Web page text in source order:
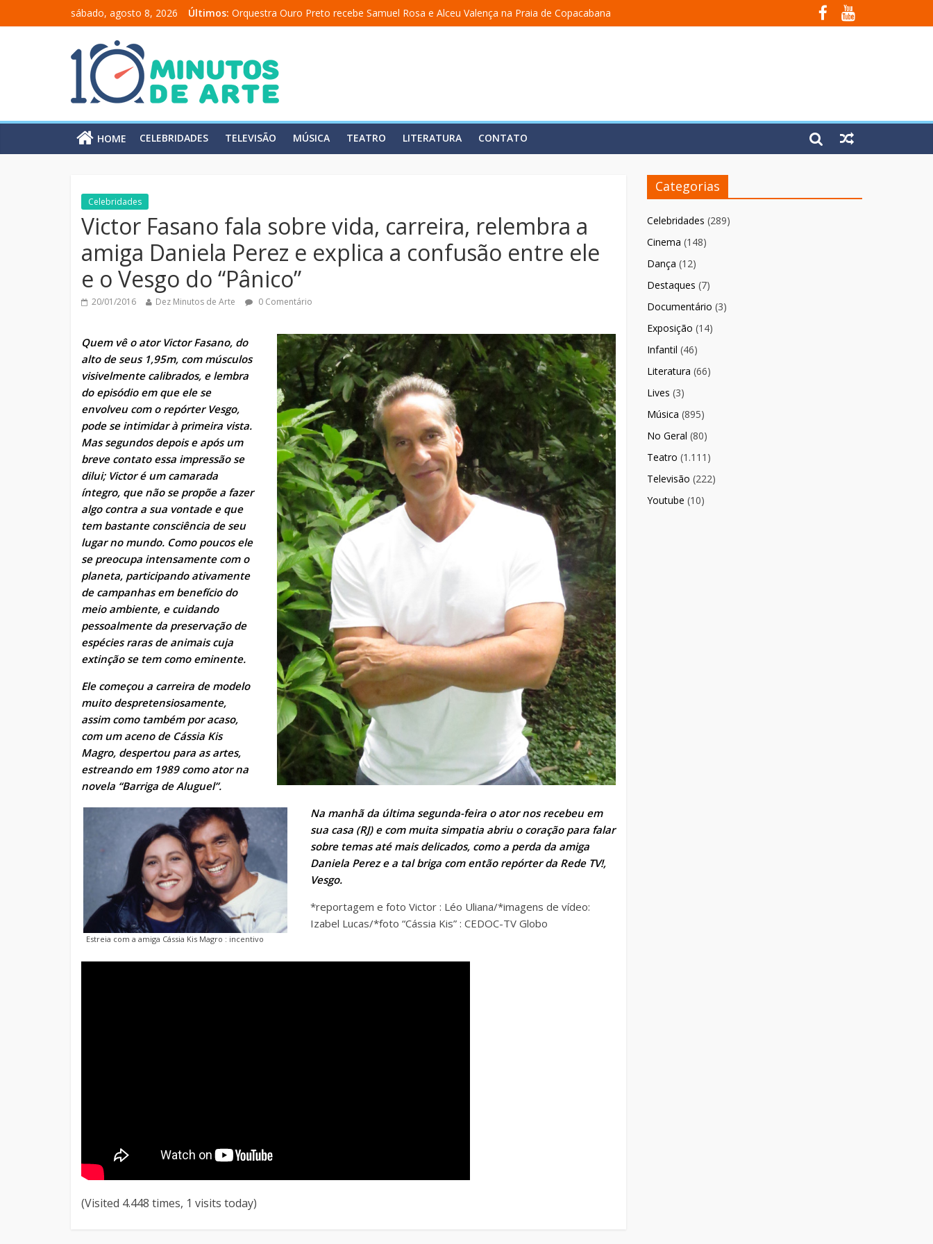
sábado, agosto 8, 2026 Últimos: Orquestra Ouro Preto recebe Samuel Rosa e Alceu Valença na Praia de Copacabana
“Comunicado a uma academia” ganha nova temporada na Fundição Progresso
Mônica Salmaso lança álbum em homenagem a Elizeth Cardoso
Carolina Chalita estreia o solo “Eu matei a Sherazade – Confissões De Uma Árabe Em Fúria”
HOME CELEBRIDADES TELEVISÃO MÚSICA TEATRO LITERATURA CONTATO
Celebridades
Victor Fasano fala sobre vida, carreira, relembra a
amiga Daniela Perez e explica a confusão entre ele
e o Vesgo do “Pânico”
20/01/2016 Dez Minutos de Arte 0 Comentário
Quem vê o ator Victor Fasano, do
alto de seus 1,95m, com músculos
visivelmente calibrados, e lembra
do episódio em que ele se
envolveu com o repórter Vesgo,
pode se intimidar à primeira vista.
Mas segundos depois e após um
breve contato essa impressão se
dilui; Victor é um camarada
íntegro, que não se propõe a fazer
algo contra a sua vontade e que
tem bastante consciência de seu
lugar no mundo. Como poucos ele
se preocupa intensamente com o
planeta, participando ativamente
de campanhas em benefício do
meio ambiente, e cuidando
pessoalmente da preservação de
espécies raras de animais cuja
extinção se tem como eminente.
Ele começou a carreira de modelo
muito despretensiosamente,
assim como também por acaso,
com um aceno de Cássia Kis
Magro, despertou para as artes,
estreando em 1989 como ator na
novela “Barriga de Aluguel”.
Estreia com a amiga Cássia Kis Magro : incentivo
Na manhã da última segunda-feira o ator nos recebeu em
sua casa (RJ) e com muita simpatia abriu o coração para falar
sobre temas até mais delicados, como a perda da amiga
Daniela Perez e a tal briga com então repórter da Rede TV!,
Vesgo.
*reportagem e foto Victor : Léo Uliana/*imagens de vídeo:
Izabel Lucas/*foto “Cássia Kis” : CEDOC-TV Globo
(Visited 4.448 times, 1 visits today)
Categorias
Celebridades (289)
Cinema (148)
Dança (12)
Destaques (7)
Documentário (3)
Exposição (14)
Infantil (46)
Literatura (66)
Lives (3)
Música (895)
No Geral (80)
Teatro (1.111)
Televisão (222)
Youtube (10)